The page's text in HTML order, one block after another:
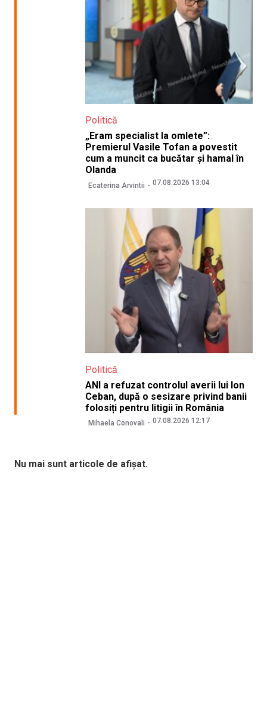
Politică
„Eram specialist la omlete”:
Premierul Vasile Tofan a povestit
cum a muncit ca bucătar și hamal în
Olanda
Ecaterina Arvintii 07.08.2026 13:04
Politică
ANI a refuzat controlul averii lui Ion
Ceban, după o sesizare privind banii
folosiți pentru litigii în România
Mihaela Conovali 07.08.2026 12:17
Nu mai sunt articole de afișat.